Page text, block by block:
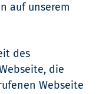
auf unserem
des
die
Webseite